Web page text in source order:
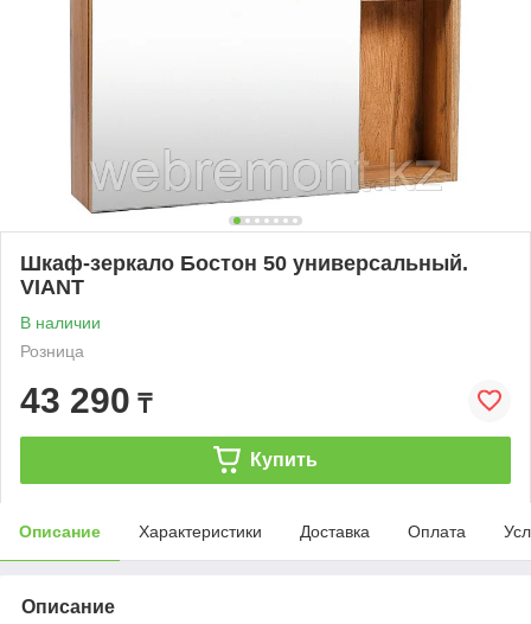
Шкаф-зеркало Бостон 50 универсальный.
VIANT
В наличии
Розница
43 290 ₸
Купить
Описание Характеристики Доставка Оплата
Описание